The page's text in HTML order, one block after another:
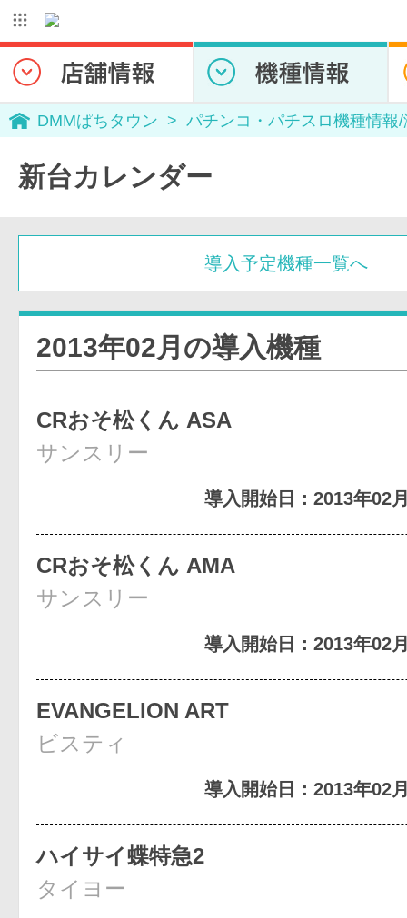
DMMぱちタウン パチンコ・パチスロ機種情報
新台カレンダー
導入予定機種一覧へ
2013年02月の導入機種
CRおそ松くん ASA
サンスリー
導入開始日：2013年02
CRおそ松くん AMA
サンスリー
導入開始日：2013年02
EVANGELION ART
ビスティ
導入開始日：2013年02
ハイサイ蝶特急2
タイヨー